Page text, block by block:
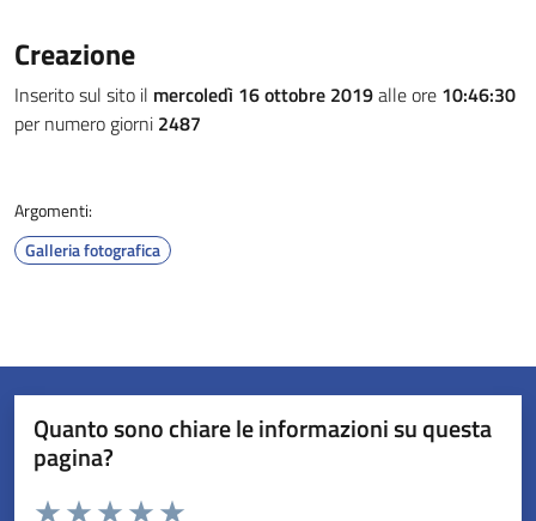
Creazione
Inserito sul sito il mercoledì 16 ottobre 2019alle ore 10:46:30
per numero giorni 2487
Argomenti:
Galleria fotografica
Quanto sono chiare le informazioni su questa
pagina?
Valuta da 1 a 5 stelle la pagina